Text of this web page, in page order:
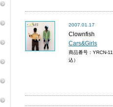
2007.01.17
Clownfish
Cars&Girls
商品番号：YRCN-
込）